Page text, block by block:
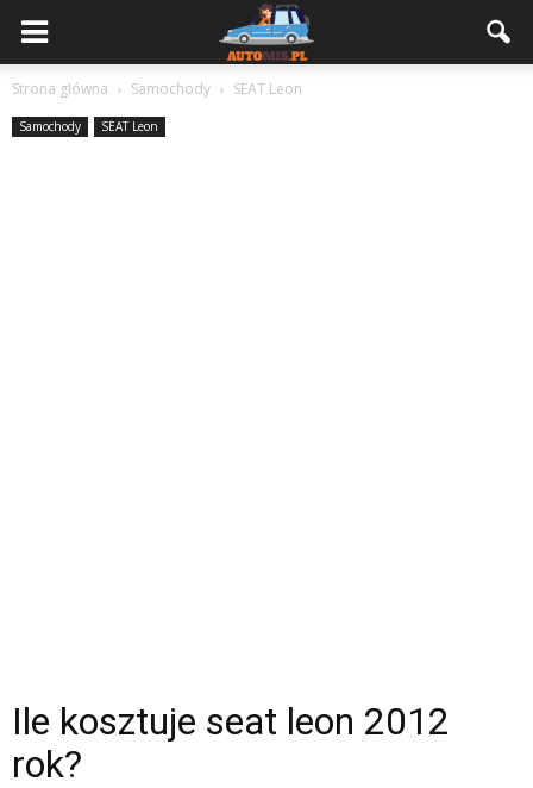
Strona główna Samochody SEAT Leon
Samochody SEAT Leon
Ile kosztuje seat leon 2012
rok?